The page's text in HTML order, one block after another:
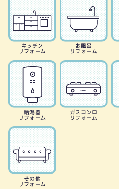
キッチン
リフォーム
お風呂
リフォーム
給湯器
リフォーム
ガスコンロ
リフォーム
その他
リフォーム